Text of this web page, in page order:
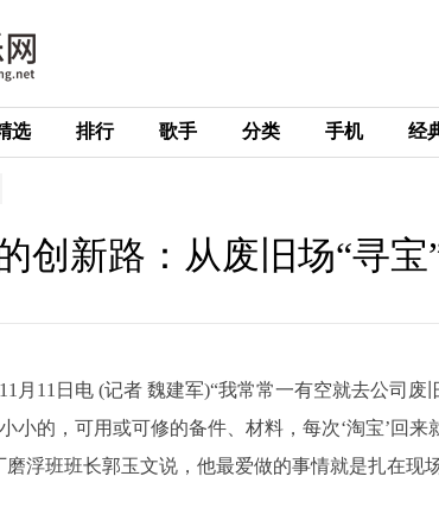
选 排行 歌手 分类 手机 经
创新路：从废旧场“寻宝
月11日电 (记者 魏建军)“我常常一有空就去公司废
小的，可用或可修的备件、材料，每次‘淘宝’回
磨浮班班长郭玉文说，他最爱做的事情就是扎在现